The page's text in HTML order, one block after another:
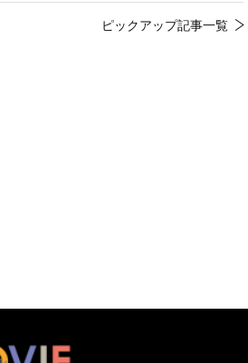
ピックアップ記事一覧